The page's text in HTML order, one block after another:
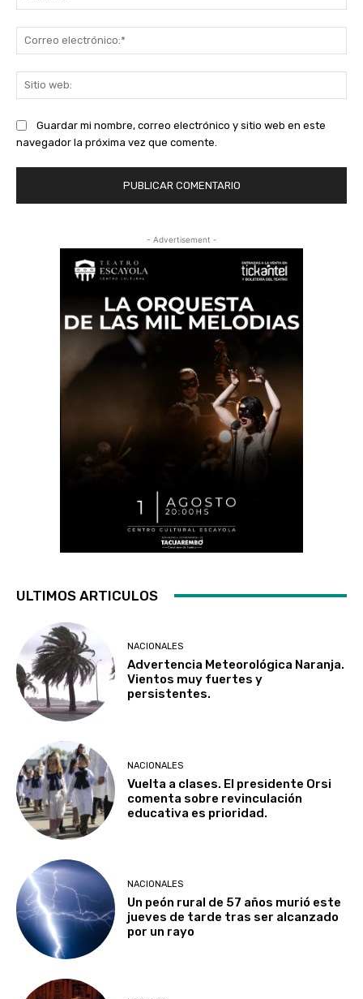
Guardar mi nombre, correo electrónico y sitio web en este
navegador la próxima vez que comente.
- Advertisement -
ULTIMOS ARTICULOS
NACIONALES
Advertencia Meteorológica Naranja.
Vientos muy fuertes y
persistentes.
NACIONALES
Vuelta a clases. El presidente Orsi
comenta sobre revinculación
educativa es prioridad.
NACIONALES
Un peón rural de 57 años murió este
jueves de tarde tras ser alcanzado
por un rayo